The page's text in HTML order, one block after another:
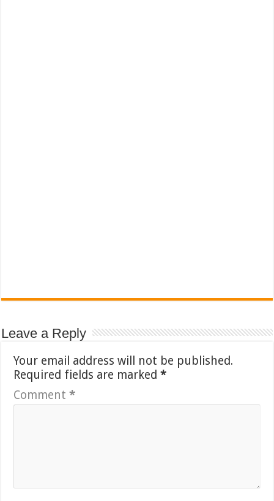
Leave a Reply
Your email address will not be published.
Required fields are marked*
Comment*